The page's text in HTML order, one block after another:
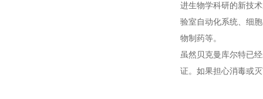
进生物学科研的新技
验室自动化系统、细
物制药等。
虽然贝克曼库尔特已
证。如果担心消毒或